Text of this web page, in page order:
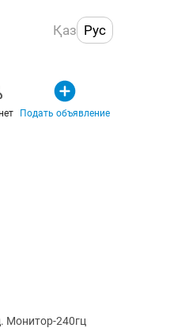
Қаз Рус
Подать объявление
Монитор-240гц